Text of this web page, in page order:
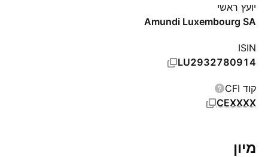
יועץ ראשי
Amundi Luxembourg SA
ISIN
LU2932780914
קוד CFI
CEXXXX
מיון